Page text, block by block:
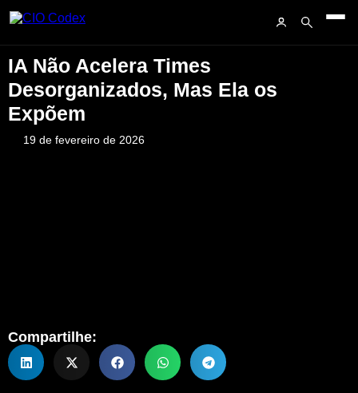
IA Não Acelera Times
Desorganizados, Mas Ela os
Expõem
19 de fevereiro de 2026
Compartilhe: